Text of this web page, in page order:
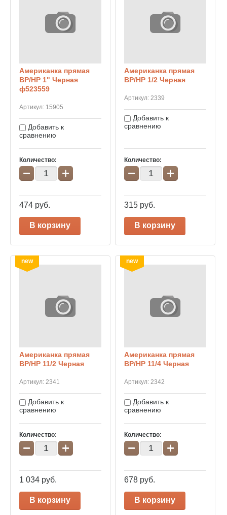
Американка прямая
ВР/НР 1" Черная
ф523559
Артикул: 15905
Добавить к
сравнению
Количество:
− +
474 руб.
В корзину
Американка прямая
ВР/НР 1/2 Черная
Артикул:2339
Добавить к
сравнению
Количество:
− +
315 руб.
В корзину
new
Американка прямая
ВР/НР 11/2 Черная
Артикул: 2341
Добавить к
сравнению
Количество:
− +
1 034 руб.
В корзину
new
Американка прямая
ВР/НР 11/4 Черная
Артикул:2342
Добавить к
сравнению
Количество:
− +
678 руб.
В корзину